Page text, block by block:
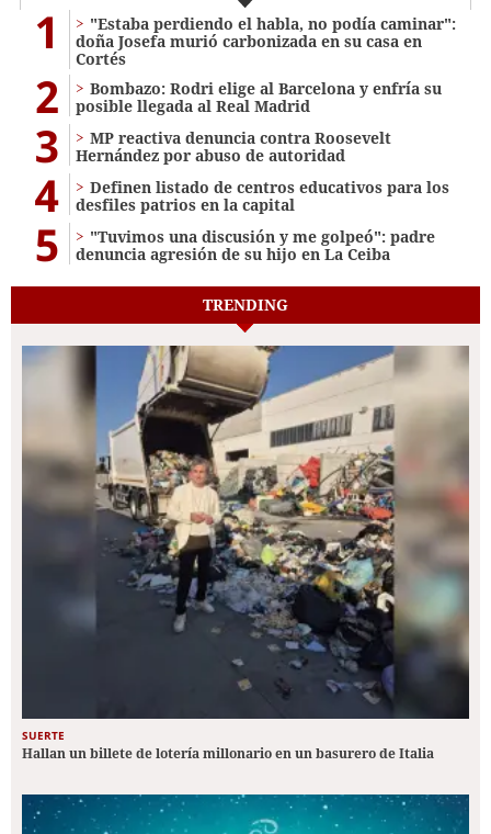
1
"Estaba perdiendo el habla, no podía caminar":
doña Josefa murió carbonizada en su casa en
Cortés
2
Bombazo: Rodri elige al Barcelona y enfría su
posible llegada al Real Madrid
3
MP reactiva denuncia contra Roosevelt
Hernández por abuso de autoridad
4
Definen listado de centros educativos para los
desfiles patrios en la capital
5
"Tuvimos una discusión y me golpeó": padre
denuncia agresión de su hijo en La Ceiba
TRENDING
SUERTE
Hallan un billete de lotería millonario en un basurero de Italia